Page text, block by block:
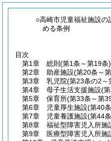
○高崎市児童福祉施設の
める条例
目次
第1章
総則 (第1条～第19条)
第2章
助産施設(第20条～
第3章
乳児院(第23条の2～
第4章
母子生活支援施設(
第5章
保育所(第33条～第
第6章
児童厚生施設(第40
第7章
児童養護施設(第44
第8章
福祉型障害児入所施
第9章
医療型障害児入所施